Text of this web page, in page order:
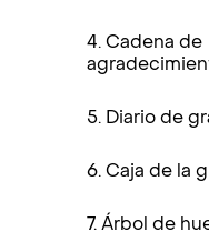
4. Cadena de
5. Diario de
6. Caja de la
7. Árbol de